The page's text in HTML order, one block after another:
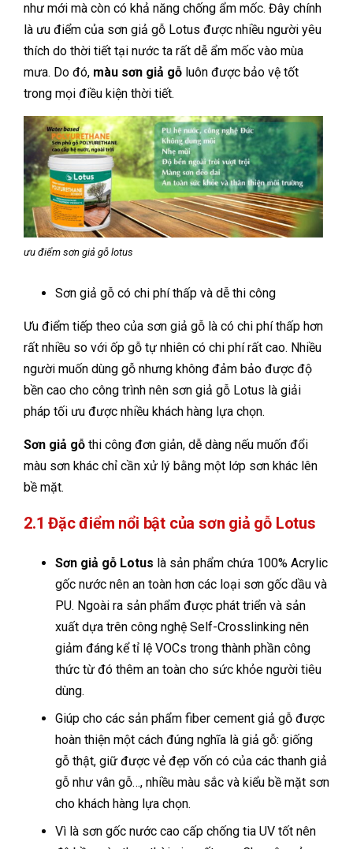
như mới mà còn có khả năng chống ẩm mốc. Đây chính
là ưu điểm của sơn giả gỗ Lotus được nhiều người yêu
thích do thời tiết tại nước ta rất dễ ẩm mốc vào mùa
mưa. Do đó, màu sơn giả gỗ luôn được bảo vệ tốt
trong mọi điều kiện thời tiết.
ưu điểm sơn giả gỗ lotus
Sơn giả gỗ có chi phí thấp và dễ thi công
Ưu điểm tiếp theo của sơn giả gỗ là có chi phí thấp hơn
rất nhiều so với ốp gỗ tự nhiên có chi phí rất cao. Nhiều
người muốn dùng gỗ nhưng không đảm bảo được độ
bền cao cho công trình nên sơn giả gỗ Lotus là giải
pháp tối ưu được nhiều khách hàng lựa chọn.
Sơn giả gỗ thi công đơn giản, dễ dàng nếu muốn đổi
màu sơn khác chỉ cần xử lý bằng một lớp sơn khác lên
bề mặt.
2.1 Đặc điểm nổi bật của sơn giả gỗ Lotus
Sơn giả gỗ Lotus là sản phẩm chứa 100% Acrylic
gốc nước nên an toàn hơn các loại sơn gốc dầu và
PU. Ngoài ra sản phẩm được phát triển và sản
xuất dựa trên công nghệ Self-Crosslinking nên
giảm đáng kể tỉ lệ VOCs trong thành phần công
thức từ đó thêm an toàn cho sức khỏe người tiêu
dùng.
Giúp cho các sản phẩm fiber cement giả gỗ được
hoàn thiện một cách đúng nghĩa là giả gỗ: giống
gỗ thật, giữ được vẻ đẹp vốn có của các thanh giả
gỗ như vân gỗ…, nhiều màu sắc và kiểu bề mặt sơn
cho khách hàng lựa chọn.
Vì là sơn gốc nước cao cấp chống tia UV tốt nên